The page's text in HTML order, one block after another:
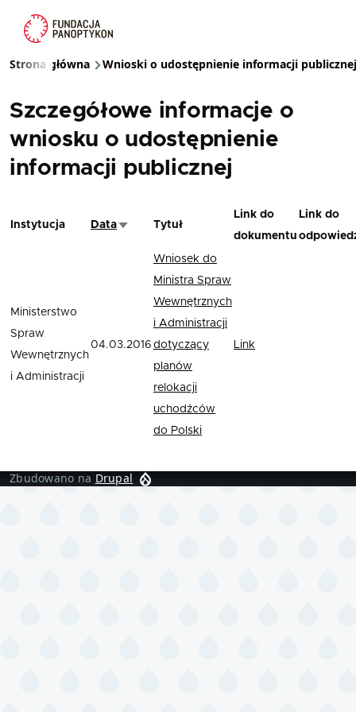
Ścieżka nawigacyjna
Strona główna Wnioski o udostępnienie informacji publicznej
Szczegółowe informacje o
wniosku o udostępnienie
informacji publicznej
Instytucja DataSortuj rosnąco
Tytuł
Link do
dokumentu
Link do
Ministerstwo
Spraw
Wewnętrznych
i Administracji
04.03.2016
Wniosek do
Ministra Spraw
Wewnętrznych
i Administracji
dotyczący
planów
relokacji
uchodźców
do Polski
Link
Zbudowano na Drupal